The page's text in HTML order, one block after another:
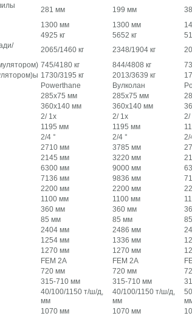
281 мм 199 мм
1300 мм 1300 мм
4925 кг 5652 кг
2065/1460 кг 2348/1904 кг
745/4180 кг 844/4808 кг
1730/3195 кг 2013/3639 кг
Powerthane Вулколан
285х75 мм 285х75 мм
360х140 мм 360х140 мм
2/ 1x 2/ 1x 2/
1195 мм 1195 мм
2/4 ° 2/4 ° 2/
2710 мм 3785 мм
2145 мм 3220 мм
6300 мм 9000 мм
7136 мм 9836 мм
2200 мм 2200 мм
1100 мм 1100 мм
360 мм 360 мм
85 мм 85 мм
2404 мм 2486 мм
1254 мм 1336 мм
1270 мм 1270 мм
FEM 2A FEM 2A
720 мм 720 мм
315-710 мм 315-710 мм
40/100/1150 т/ш/д,
мм
40/100/1150 т/ш/д,
мм
1070 мм 1070 мм